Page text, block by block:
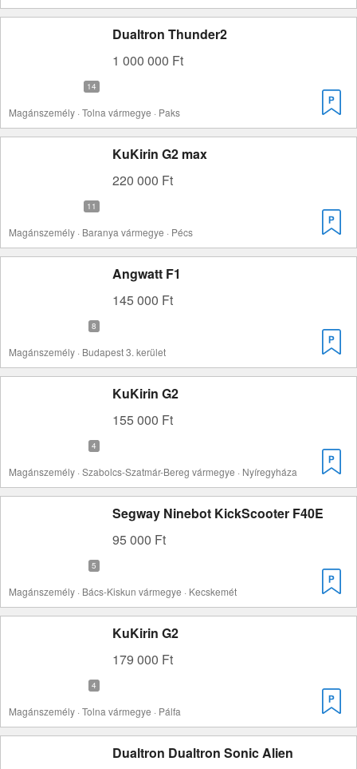
Dualtron Thunder2
1 000 000 Ft
Magánszemély · Tolna vármegye · Paks
KuKirin G2 max
220 000 Ft
Magánszemély · Baranya vármegye · Pécs
Angwatt F1
145 000 Ft
Magánszemély · Budapest 3. kerület
KuKirin G2
155 000 Ft
Magánszemély · Szabolcs-Szatmár-Bereg vármegye · Nyíregyháza
Segway Ninebot KickScooter F40E
95 000 Ft
Magánszemély · Bács-Kiskun vármegye · Kecskemét
KuKirin G2
179 000 Ft
Magánszemély · Tolna vármegye · Pálfa
Dualtron Dualtron Sonic Alien